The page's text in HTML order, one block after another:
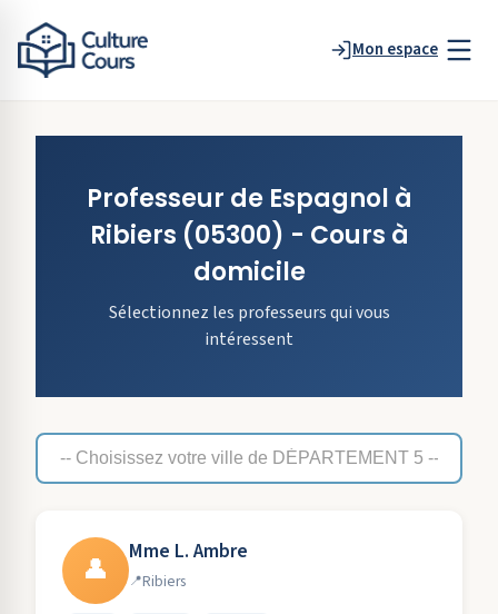
Mon espace
Professeur de Espagnol à
Ribiers (05300) - Cours à
domicile
Sélectionnez les professeurs qui vous
intéressent
👤 Mme L. Ambre
Ribiers